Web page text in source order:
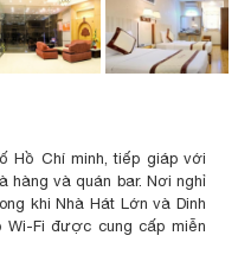
Hồ Chí minh, tiếp giáp với
hàng và quán bar. Nơi nghỉ
khi Nhà Hát Lớn và Dinh
Wi-Fi được cung cấp miễn